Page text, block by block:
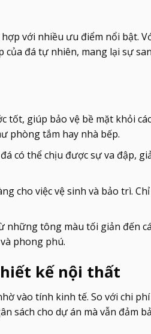
với nhiều ưu điểm nổi bật.
đá tự nhiên, mang lại sự
tốt, giúp bảo vệ bề mặt khỏi
phòng tắm hay nhà bếp.
có thể chịu được sự va đập,
cho việc vệ sinh và bảo trì.
những tông màu tối giản đến
phong phú.
kế nội thất
vào tính kinh tế. So với chi
sách cho dự án mà vẫn đảm